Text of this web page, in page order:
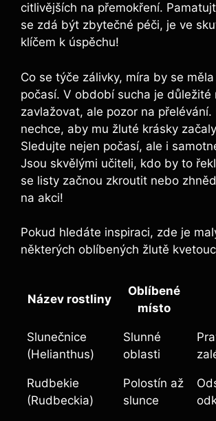
citlivějších na přemokření.
se zdá být zbytečné péči, je ve
klíčem k úspěchu!
Co se týče zálivky, míra by se
počasí. V období sucha je důležité
zavlažovat, ale pozor na přelévání.
nechce, aby mu žluté krásky
Sledujte nejen počasí, ale i
Jsou skvělými učiteli, kdo by to
se listy začnou zkroutit nebo
na akci!
Pokud hledáte inspiraci, zde je
některých oblíbených žlutě
Název rostliny
Oblíbené
místo
Slunečnice
(Helianthus)
Slunné
oblasti
Rudbekie
(Rudbeckia)
Polostín až
slunce